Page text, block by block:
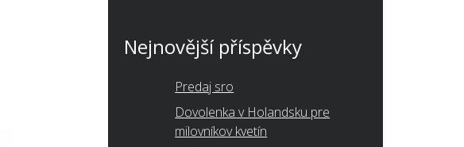
Nejnovější příspěvky
Predaj sro
Dovolenka v Holandsku pre
milovníkov kvetín